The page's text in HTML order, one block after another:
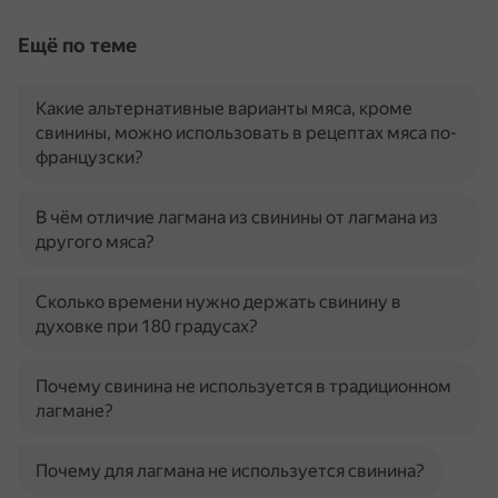
Ещё по теме
Какие альтернативные варианты мяса, кроме
свинины, можно использовать в рецептах мяса по-
французски?
В чём отличие лагмана из свинины от лагмана из
другого мяса?
Сколько времени нужно держать свинину в
духовке при 180 градусах?
Почему свинина не используется в традиционном
лагмане?
Почему для лагмана не используется свинина?